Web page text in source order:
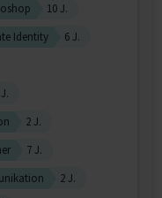
10 J.
Identity
6 J.
2 J.
7 J.
2 J.